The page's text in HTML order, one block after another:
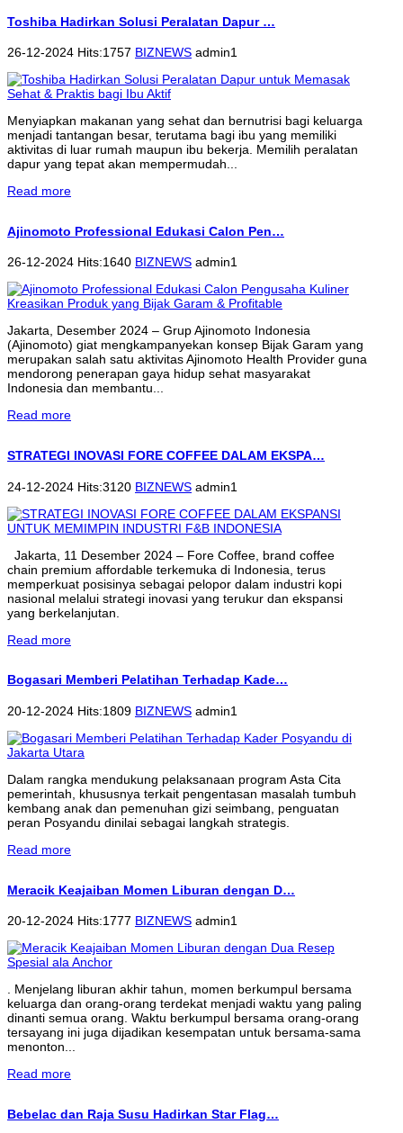
Toshiba Hadirkan Solusi Peralatan Dapur …
26-12-2024 Hits:1757 BIZNEWS admin1
Menyiapkan makanan yang sehat dan bernutrisi bagi keluarga
menjadi tantangan besar, terutama bagi ibu yang memiliki
aktivitas di luar rumah maupun ibu bekerja. Memilih peralatan
dapur yang tepat akan mempermudah...
Read more
Ajinomoto Professional Edukasi Calon Pen…
26-12-2024 Hits:1640 BIZNEWS admin1
Jakarta, Desember 2024 – Grup Ajinomoto Indonesia
(Ajinomoto) giat mengkampanyekan konsep Bijak Garam yang
merupakan salah satu aktivitas Ajinomoto Health Provider guna
mendorong penerapan gaya hidup sehat masyarakat
Indonesia dan membantu...
Read more
STRATEGI INOVASI FORE COFFEE DALAM EKSPA…
24-12-2024 Hits:3120 BIZNEWS admin1
Jakarta, 11 Desember 2024 – Fore Coffee, brand coffee
chain premium affordable terkemuka di Indonesia, terus
memperkuat posisinya sebagai pelopor dalam industri kopi
nasional melalui strategi inovasi yang terukur dan ekspansi
yang berkelanjutan.
Read more
Bogasari Memberi Pelatihan Terhadap Kade…
20-12-2024 Hits:1809 BIZNEWS admin1
Dalam rangka mendukung pelaksanaan program Asta Cita
pemerintah, khususnya terkait pengentasan masalah tumbuh
kembang anak dan pemenuhan gizi seimbang, penguatan
peran Posyandu dinilai sebagai langkah strategis.
Read more
Meracik Keajaiban Momen Liburan dengan D…
20-12-2024 Hits:1777 BIZNEWS admin1
. Menjelang liburan akhir tahun, momen berkumpul bersama
keluarga dan orang-orang terdekat menjadi waktu yang paling
dinanti semua orang. Waktu berkumpul bersama orang-orang
tersayang ini juga dijadikan kesempatan untuk bersama-sama
menonton...
Read more
Bebelac dan Raja Susu Hadirkan Star Flag…